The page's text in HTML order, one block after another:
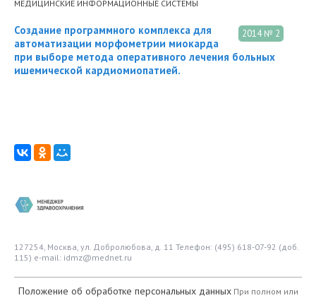
МЕДИЦИНСКИЕ ИНФОРМАЦИОННЫЕ СИСТЕМЫ
2014 № 2
Создание программного комплекса для
автоматизации морфометрии миокарда
при выборе метода оперативного лечения больных
ишемической кардиомиопатией.
127254, Москва, ул. Добролюбова, д. 11 Телефон: (495) 618-07-92 (доб.
115) e-mail: idmz@mednet.ru
Положение об обработке персональных данныхПри полном или